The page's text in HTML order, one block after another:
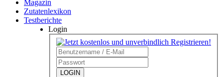
Magazin
Zutatenlexikon
Testberichte
Login
LOGIN